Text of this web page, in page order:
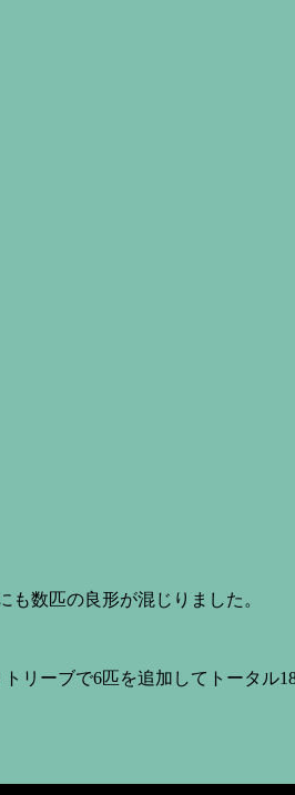
数匹の良形が混じりました。
ーブで6匹を追加してトータル